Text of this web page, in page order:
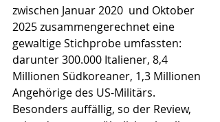
zwischen Januar 2020  und Oktober
2025 zusammengerechnet eine
gewaltige Stichprobe umfassten:
darunter 300.000 Italiener, 8,4
Millionen Südkoreaner, 1,3 Millionen
Angehörige des US-Militärs.
Besonders auffällig, so der Review,